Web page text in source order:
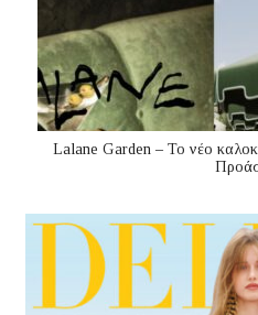
Lalane Garden – Το νέο